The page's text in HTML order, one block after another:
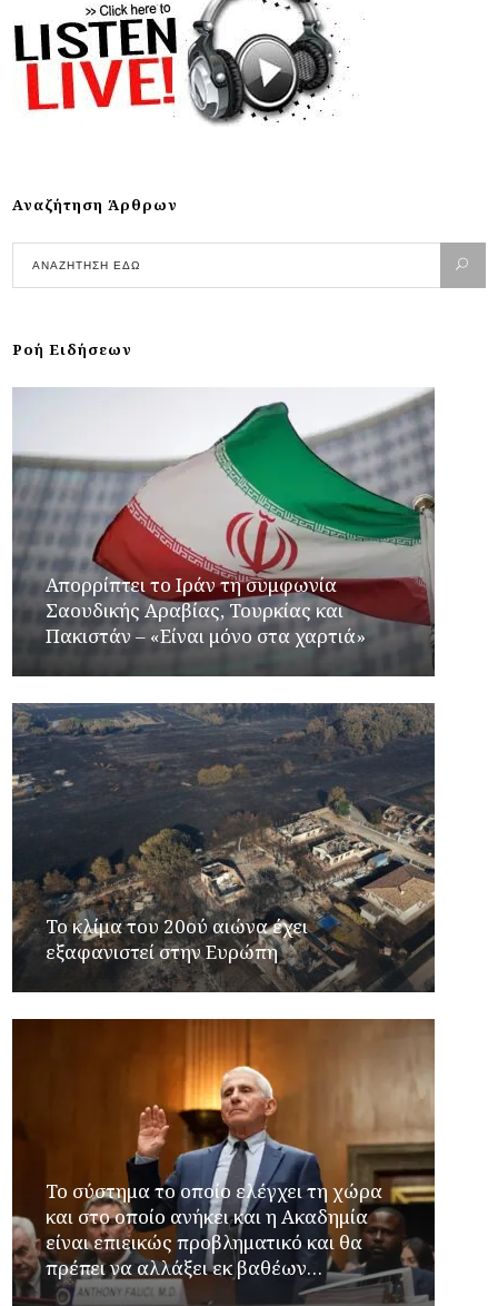
Αναζήτηση Άρθρων
Ροή Ειδήσεων
Απορρίπτει το Ιράν τη συμφωνία
Σαουδικής Αραβίας, Τουρκίας και
Πακιστάν – «Είναι μόνο στα χαρτιά»
Το κλίμα του 20ού αιώνα έχει
εξαφανιστεί στην Ευρώπη
Το σύστημα το οποίο ελέγχει τη χώρα
και στο οποίο ανήκει και η Ακαδημία
είναι επιεικώς προβληματικό και θα
πρέπει να αλλάξει εκ βαθέων…